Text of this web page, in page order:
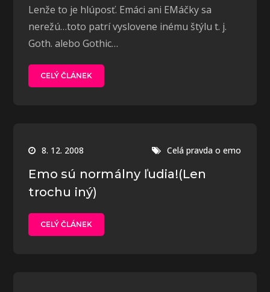
Lenže to je hlúposť. Emáci ani EMáčky sa
nerežú…toto patrí vyslovene inému štýlu t. j.
Goth. alebo Gothic…
CELÝ ČLÁNEK
8. 12. 2008 Celá pravda o emo
Emo sú normálny ľudia!(Len
trochu iný)
CELÝ ČLÁNEK